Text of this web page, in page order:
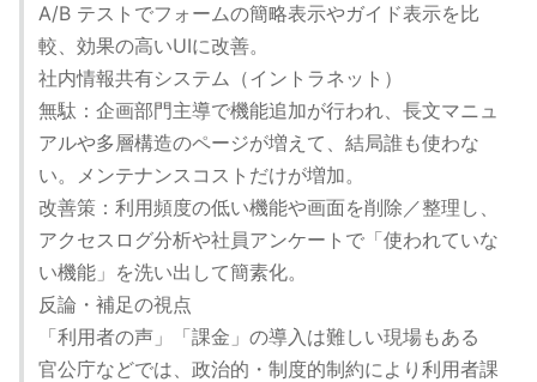
A/B テストでフォームの簡略表示やガイド表示を比
較、効果の高いUIに改善。
社内情報共有システム（イントラネット）
無駄：企画部門主導で機能追加が行われ、長文マニュ
アルや多層構造のページが増えて、結局誰も使わな
い。メンテナンスコストだけが増加。
改善策：利用頻度の低い機能や画面を削除／整理し、
アクセスログ分析や社員アンケートで「使われていな
い機能」を洗い出して簡素化。
反論・補足の視点
「利用者の声」「課金」の導入は難しい現場もある
官公庁などでは、政治的・制度的制約により利用者課